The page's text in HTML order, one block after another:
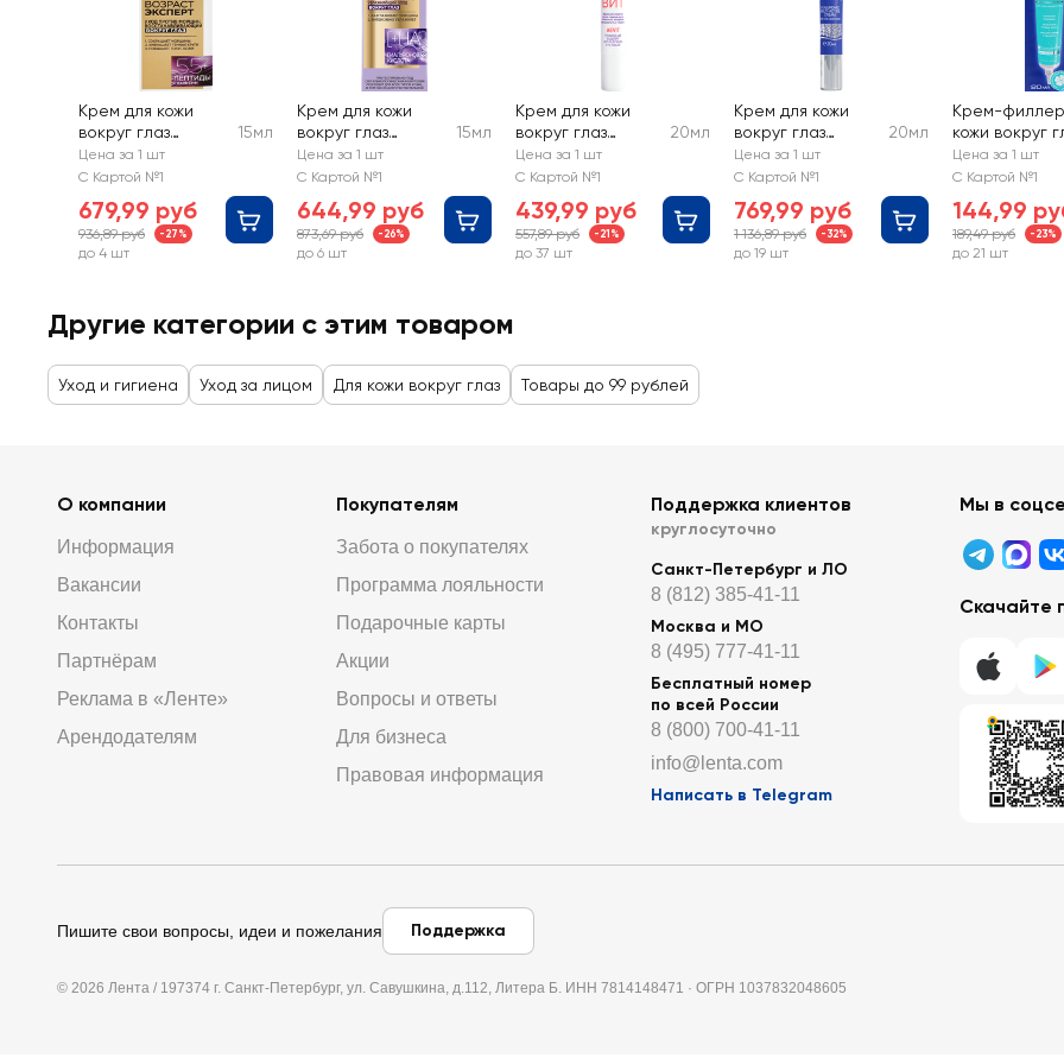
Крем для кожи
вокруг глаз
L'OREAL Paris
Возраст эксперт
против морщин 55
+
15мл
Цена за 1 шт
С Картой №1
679,99 руб
936,89 руб -27%
до 4 шт
Крем для кожи
вокруг глаз
L'OREAL Гиалурон
Эксперт с
кислотой
15мл
Цена за 1 шт
С Картой №1
644,99 руб
873,69 руб -26%
до 6 шт
Крем для кожи
вокруг глаз
LIBREDERM АЕВИТ
с черникой
20мл
Цена за 1 шт
С Картой №1
439,99 руб
557,89 руб -21%
до 37 шт
Крем для кожи
вокруг глаз
LIBREDERM
гиалуроновый,
действия
20мл
Цена за 1 шт
С Картой №1
769,99 руб
1 136,89 руб -32%
до 19 шт
Крем-
кожи вокруг
NOVOSVIT
AquaFiller
Цена за 1 шт
С Картой №1
144,99
189,49 руб -23%
до 21 шт
Другие категории с этим товаром
Уход и гигиена Уход за лицом Для кожи вокруг глаз Товары до 99 рублей
О компании
Информация
Вакансии
Контакты
Партнёрам
Реклама в «Ленте»
Арендодателям
Покупателям
Забота о покупателях
Программа лояльности
Подарочные карты
Акции
Вопросы и ответы
Для бизнеса
Правовая информация
Поддержка клиентов
круглосуточно
Санкт-Петербург и ЛО
8 (812) 385-41-11
Москва и МО
8 (495) 777-41-11
Бесплатный номер
по всей России
8 (800) 700-41-11
info@lenta.com
Написать в Telegram
Мы в
Скачайте
Пишите свои вопросы, идеи и пожелания Поддержка
© 2026 Лента / 197374 г. Санкт-Петербург, ул. Савушкина, д.112, Литера Б. ИНН 7814148471 · ОГРН 1037832048605